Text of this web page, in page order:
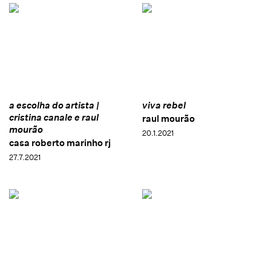
a escolha do artista |
cristina canale e raul
mourão
casa roberto marinho rj
27.7.2021
viva rebel
raul mourão
20.1.2021